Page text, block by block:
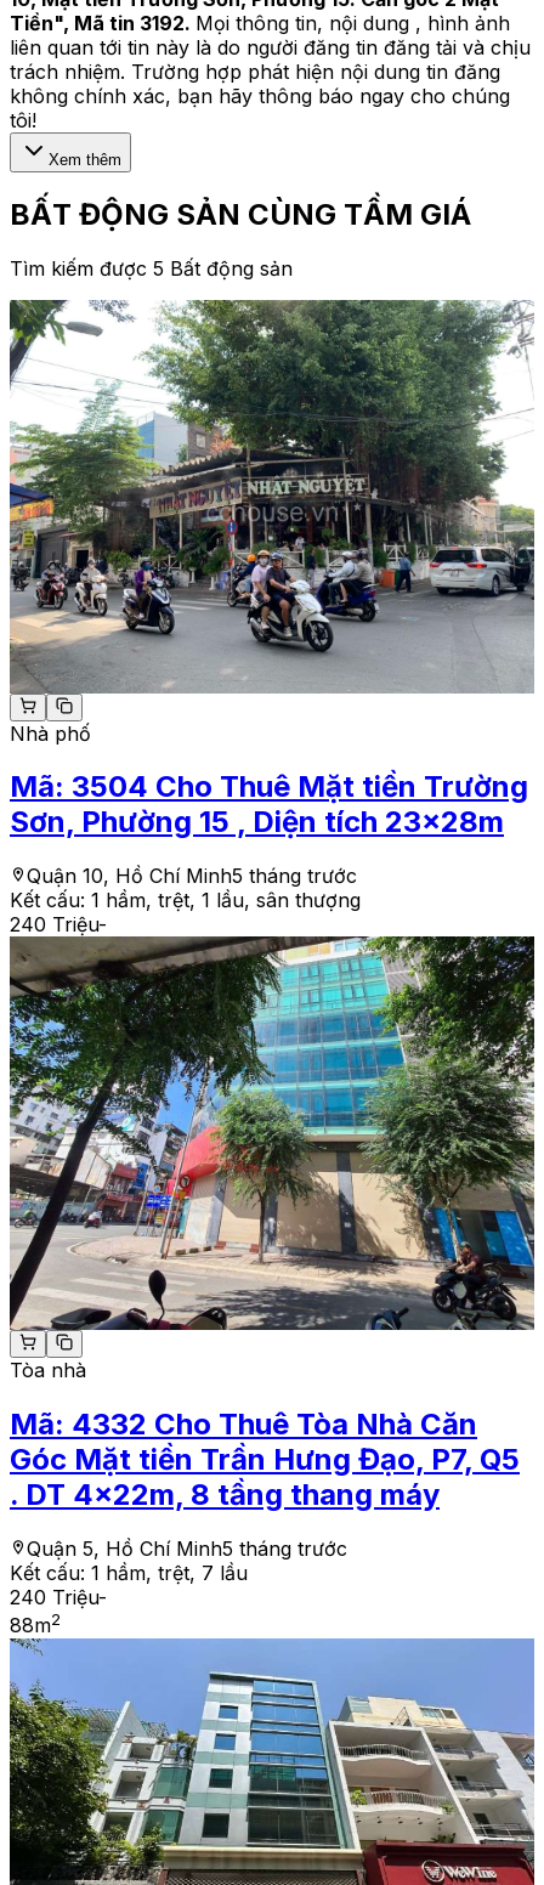
Tiền", Mã tin 3192. Mọi thông tin, nội dung , hình ảnh
liên quan tới tin này là do người đăng tin đăng tải và chịu
trách nhiệm. Trường hợp phát hiện nội dung tin đăng
không chính xác, bạn hãy thông báo ngay cho chúng
tôi!
Xem thêm
BẤT ĐỘNG SẢN CÙNG TẦM GIÁ
Tìm kiếm được 5 Bất động sản
Nhà phố
Mã: 3504 Cho Thuê Mặt tiền Trường
Sơn, Phường 15 , Diện tích 23x28m
Quận 10, Hồ Chí Minh5 tháng trước
Kết cấu: 1 hầm, trệt, 1 lầu, sân thượng
240 Triệu-
Tòa nhà
Mã: 4332 Cho Thuê Tòa Nhà Căn
Góc Mặt tiền Trần Hưng Đạo, P7, Q5
. DT 4x22m, 8 tầng thang máy
Quận 5, Hồ Chí Minh5 tháng trước
Kết cấu: 1 hầm, trệt, 7 lầu
240 Triệu-
88m2